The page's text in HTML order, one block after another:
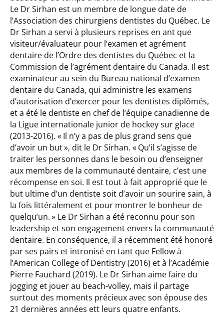
Le Dr Sirhan est un membre de longue date de
l’Association des chirurgiens dentistes du Québec. Le
Dr Sirhan a servi à plusieurs reprises en ant que
visiteur/évaluateur pour l’examen et agrément
dentaire de l’Ordre des dentistes du Québec et la
Commission de l’agrément dentaire du Canada. Il est
examinateur au sein du Bureau national d’examen
dentaire du Canada, qui administre les examens
d’autorisation d’exercer pour les dentistes diplômés,
et a été le dentiste en chef de l’équipe canadienne de
la Ligue internationale junior de hockey sur glace
(2013-2016). « Il n’y a pas de plus grand sens que
d’avoir un but », dit le Dr Sirhan. « Qu’il s’agisse de
traiter les personnes dans le besoin ou d’enseigner
aux membres de la communauté dentaire, c’est une
récompense en soi. Il est tout à fait approprié que le
but ultime d’un dentiste soit d’avoir un sourire sain, à
la fois littéralement et pour montrer le bonheur de
quelqu’un. » Le Dr Sirhan a été reconnu pour son
leadership et son engagement envers la communauté
dentaire. En conséquence, il a récemment été honoré
par ses pairs et intronisé en tant que Fellow à
l’American College of Dentistry (2016) et à l’Académie
Pierre Fauchard (2019). Le Dr Sirhan aime faire du
jogging et jouer au beach-volley, mais il partage
surtout des moments précieux avec son épouse des
21 dernières années ett leurs quatre enfants.